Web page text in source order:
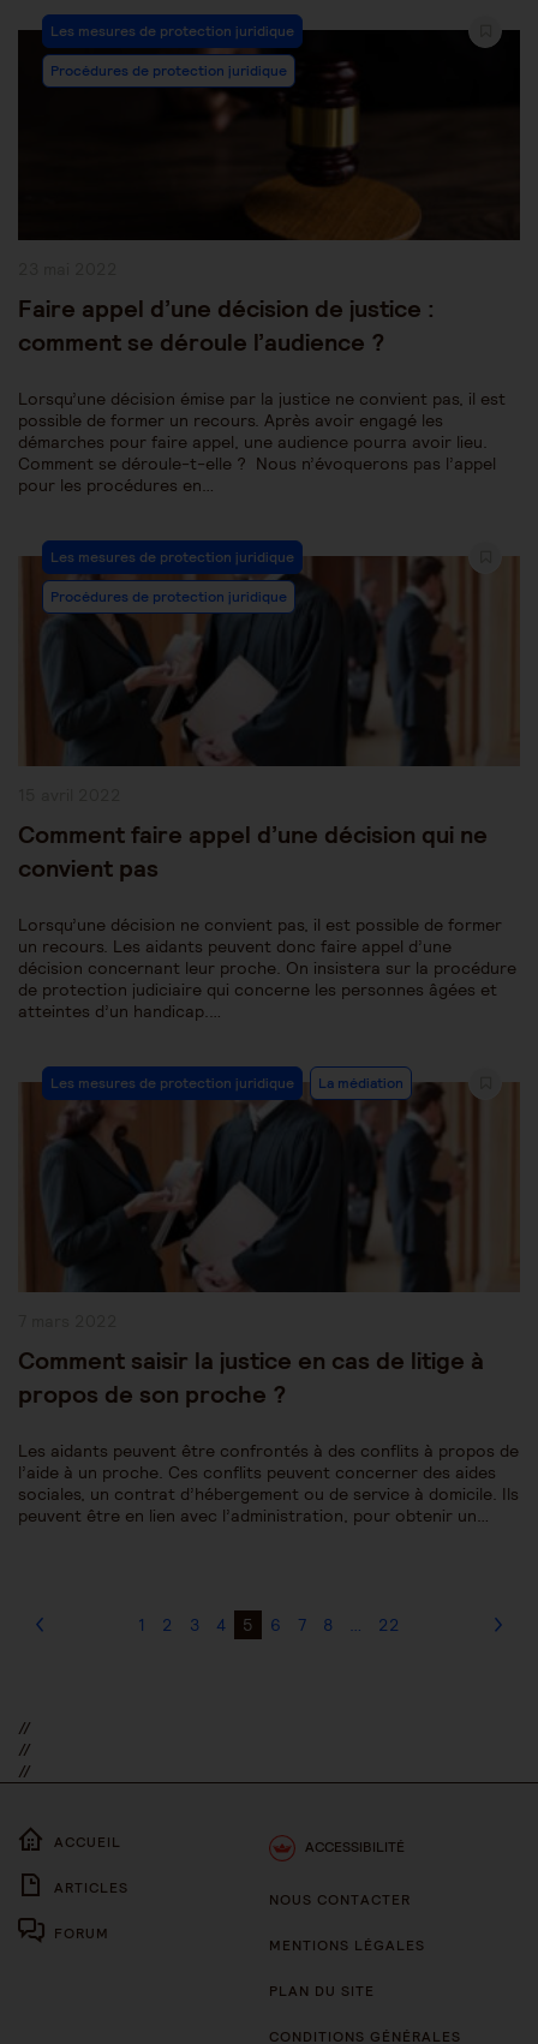
Post
Category:
Les mesures de protection juridique
Procédures de protection juridique
Faire appel d’une décision de justice :
comment se déroule l’audience ?
Lorsqu’une décision émise par la justice ne convient pas, il est
possible de former un recours. Après avoir engagé les
démarches pour faire appel, une audience pourra avoir lieu.
Comment se déroule-t-elle ? Nous n’évoquerons pas l’appel
pour les procédures en…
Post
Category:
Les mesures de protection juridique
Procédures de protection juridique
Comment faire appel d’une décision qui ne
convient pas
Lorsqu’une décision ne convient pas, il est possible de former
un recours. Les aidants peuvent donc faire appel d’une
décision concernant leur proche. On insistera sur la procédure
de protection judiciaire qui concerne les personnes âgées et
atteintes d’un handicap.…
Post
Category:
Les mesures de protection juridique La médiation
Comment saisir la justice en cas de litige à
propos de son proche ?
Les aidants peuvent être confrontés à des conflits à propos de
l’aide à un proche. Ces conflits peuvent concerner des aides
sociales, un contrat d’hébergement ou de service à domicile. Ils
peuvent être en lien avec l’administration, pour obtenir un…
1 2 3 4 5 6 7 8 … 22
//
//
//
ACCUEIL
ARTICLES
FORUM
ACCESSIBILITÉ
NOUS CONTACTER
MENTIONS LÉGALES
PLAN DU SITE
CONDITIONS GÉNÉRALES